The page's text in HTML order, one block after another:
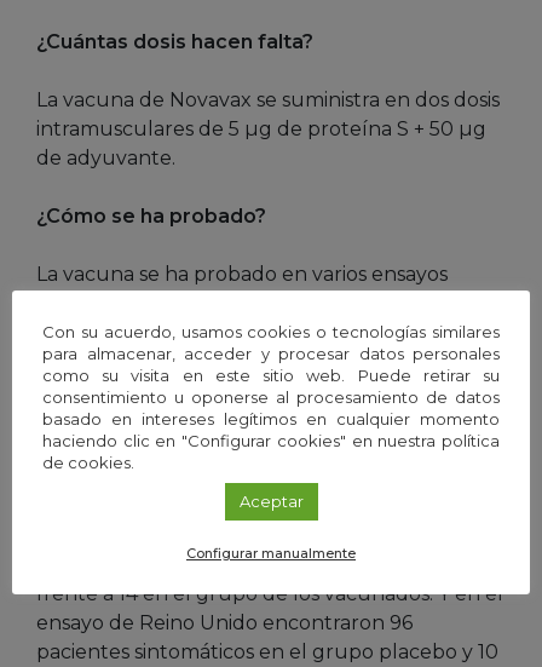
¿Cuántas dosis hacen falta?
La vacuna de Novavax se suministra en dos dosis
intramusculares de 5 µg de proteína S + 50 µg
de adyuvante.
¿Cómo se ha probado?
La vacuna se ha probado en varios ensayos
comparando más de 24.000 vacunados con más
de 15.000 receptores de placebo. En los ensayos
clínicos han participado personas de entre 18 y
64 años y de más de 65 años.
¿Qué eficacia ha tenido en los ensayos?
infectados sintomáticos en el grupo placebo
frente a 14 en el grupo de los vacunados. Y en el
ensayo de Reino Unido encontraron 96
pacientes sintomáticos en el grupo placebo y 10
Con su acuerdo, usamos cookies o tecnologías similares
para almacenar, acceder y procesar datos personales
como su visita en este sitio web. Puede retirar su
consentimiento u oponerse al procesamiento de datos
basado en intereses legítimos en cualquier momento
haciendo clic en "Configurar cookies" en nuestra política
de cookies.
Aceptar
Configurar manualmente